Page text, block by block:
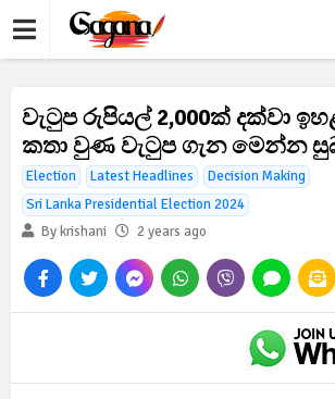
වැටුප රුපියල් 2,000ක් දක්වා
කතා වුණ වැටුප ගැන මෙන්න
Election Latest Headlines
Decision Making
Sri Lanka Presidential Election 2024
By krishani
2 years ago